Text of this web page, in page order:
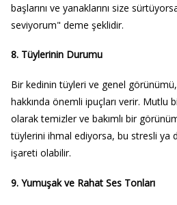
başlarını ve yanaklarını size
seviyorum" deme şeklidir.
8. Tüylerinin Durumu
Bir kedinin tüyleri ve genel
hakkında önemli ipuçları verir. Mutlu
olarak temizler ve bakımlı bir
tüylerini ihmal ediyorsa, bu stresli ya
işareti olabilir.
9. Yumuşak ve Rahat Ses Tonları